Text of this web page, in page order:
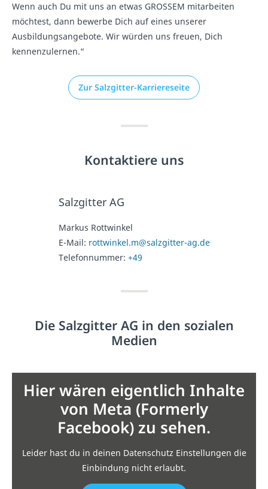
Wenn auch Du mit uns an etwas GROSSEM mitarbeiten
möchtest, dann bewerbe Dich auf eines unserer
Ausbildungsangebote. Wir würden uns freuen, Dich
kennenzulernen.“
Zur Salzgitter-Karriereseite
Kontaktiere uns
Salzgitter AG
Markus Rottwinkel
E-Mail: rottwinkel.m@salzgitter-ag.de
Telefonnummer: +49
Die Salzgitter AG in den sozialen
Medien
Hier wären eigentlich Inhalte
von Meta (Formerly
Facebook) zu sehen.
Leider hast du in deinen Datenschutz Einstellungen die
Einbindung nicht erlaubt.